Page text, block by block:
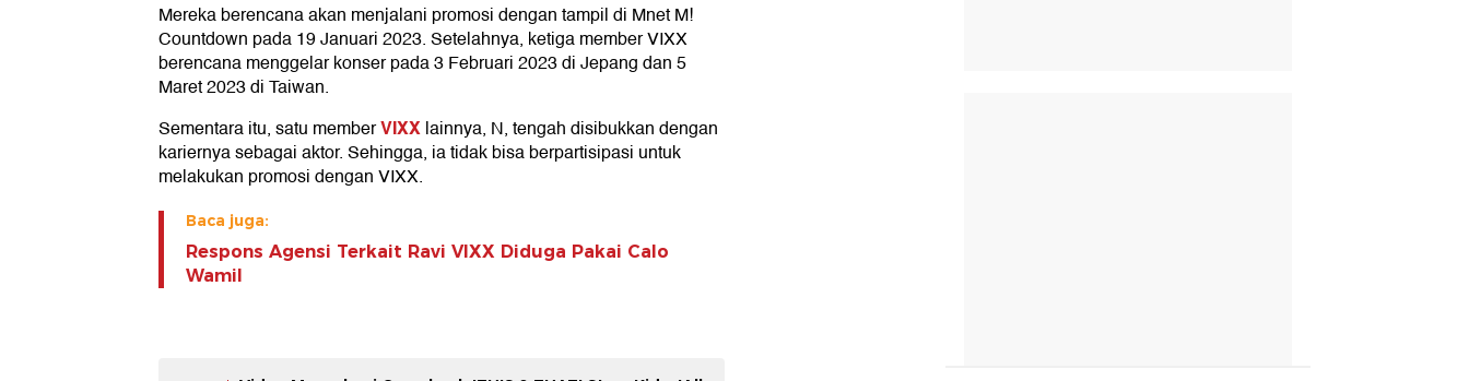
Mereka berencana akan menjalani promosi dengan tampil di Mnet M!
Countdown pada 19 Januari 2023. Setelahnya, ketiga member VIXX
berencana menggelar konser pada 3 Februari 2023 di Jepang dan 5
Maret 2023 di Taiwan.
Sementara itu, satu memberVIXXlainnya, N, tengah disibukkan dengan
kariernya sebagai aktor. Sehingga, ia tidak bisa berpartisipasi untuk
melakukan promosi dengan VIXX.
Baca juga:
Respons Agensi Terkait Ravi VIXX Diduga Pakai Calo
Wamil